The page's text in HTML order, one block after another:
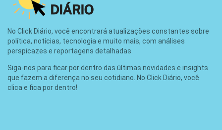
No Click Diário, você encontrará atualizações constantes sobre
política, notícias, tecnologia e muito mais, com análises
perspicazes e reportagens detalhadas.
Siga-nos para ficar por dentro das últimas novidades e insights
que fazem a diferença no seu cotidiano. No Click Diário, você
clica e fica por dentro!